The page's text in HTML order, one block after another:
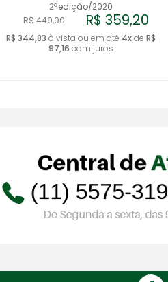
2ªedição/2020
R$ 449,00 R$ 359,20
R$ 344,83 à vista ou em até 4xde R$
97,16 com juros